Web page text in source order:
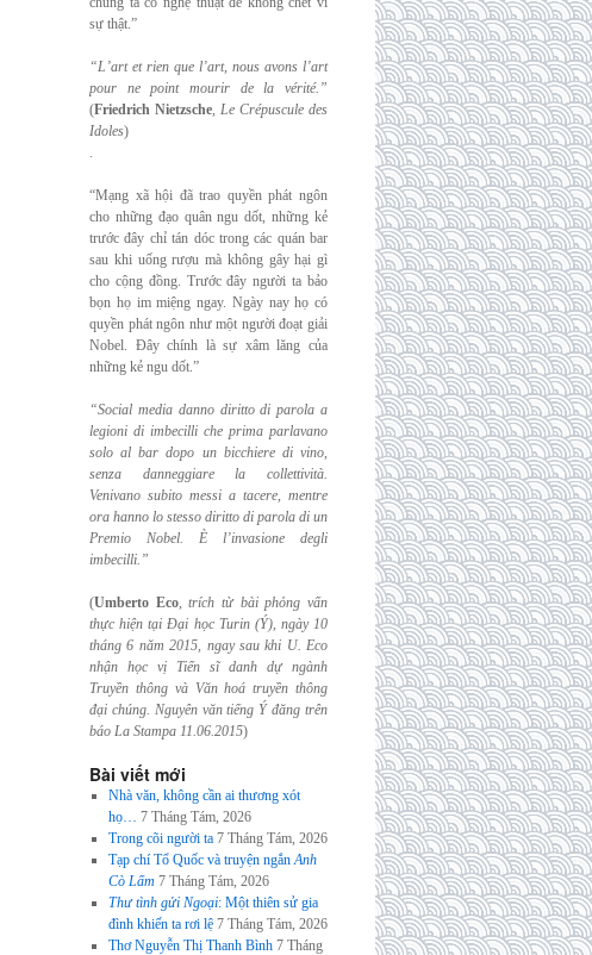
sự thật.”
“L’art et rien que l’art, nous avons l’art
pour ne point mourir de la vérité.”
(Friedrich Nietzsche, Le Crépuscule des
Idoles)
.
“Mạng xã hội đã trao quyền phát ngôn
cho những đạo quân ngu dốt, những kẻ
trước đây chỉ tán dóc trong các quán bar
sau khi uống rượu mà không gây hại gì
cho cộng đồng. Trước đây người ta bảo
bọn họ im miệng ngay. Ngày nay họ có
quyền phát ngôn như một người đoạt giải
Nobel. Đây chính là sự xâm lăng của
những kẻ ngu dốt.”
“Social media danno diritto di parola a
legioni di imbecilli che prima parlavano
solo albar dopo un bicchiere di vino,
senza danneggiare la collettività.
Venivano subito messi a tacere, mentre
ora hanno lo stesso diritto di parola di un
Premio Nobel. È l’invasione degli
imbecilli.”
(Umberto Eco,trích từ bài phỏng vấn
thực hiện tại Đại học Turin (Ý), ngày 10
tháng 6 năm 2015, ngay sau khi U. Eco
nhận học vị Tiến sĩ danh dự ngành
Truyền thông và Văn hoá truyền thông
đại chúng. Nguyên văn tiếng Ý đăng trên
báo La Stampa 11.06.2015)
Bài viết mới
Nhà văn, không cần ai thương xót
họ… 7 Tháng Tám, 2026
Trong cõi người ta 7 Tháng Tám, 2026
Tạp chí Tổ Quốc và truyện ngắnAnh
Cò Lấm 7 Tháng Tám, 2026
Thư tình gửi Ngoại: Một thiên sử gia
đình khiến ta rơi lệ 7 Tháng Tám, 2026
Thơ Nguyễn Thị Thanh Bình 7 Tháng